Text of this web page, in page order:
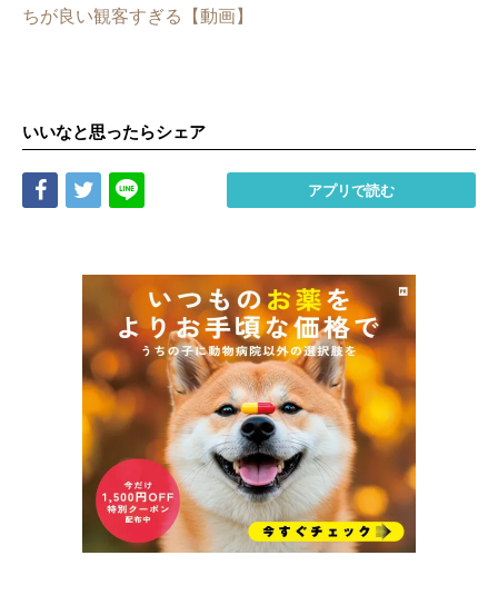
ちが良い観客すぎる【動画】
いいなと思ったらシェア
Share Tweet アプリで読む